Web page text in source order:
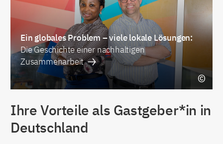
Ein globales Problem – viele lokale Lösungen:
Die Geschichte einer nachhaltigen
Zusammenarbeit
Ihre Vorteile als Gastgeber*in in
Deutschland